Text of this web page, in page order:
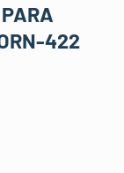
422